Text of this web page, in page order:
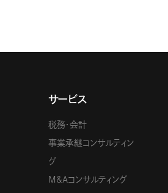
サービス
税務・会計
事業承継コンサルティン
グ
M&Aコンサルティング